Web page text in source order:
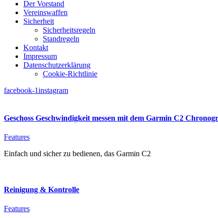
Der Vorstand
Vereinswaffen
Sicherheit
Sicherheitsregeln
Standregeln
Kontakt
Impressum
Datenschutzerklärung
Cookie-Richtlinie
facebook-1instagram
Geschoss Geschwindigkeit messen mit dem Garmin C2
Features
Einfach und sicher zu bedienen, das Garmin C2
Reinigung & Kontrolle
Features